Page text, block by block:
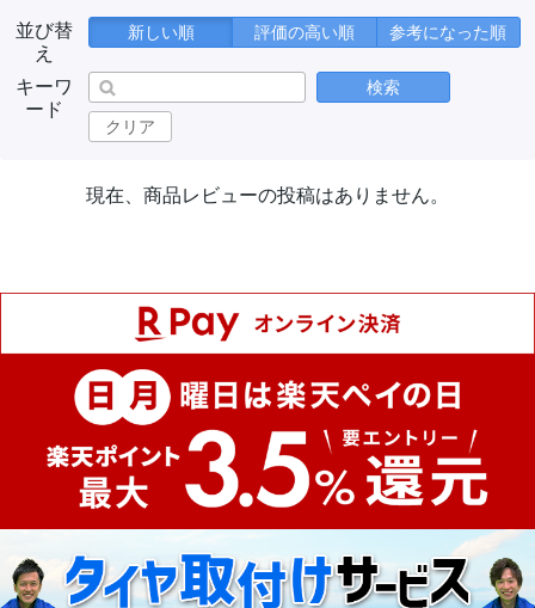
並び替
え
新しい順 評価の高い順 参考になった順
キーワ
ード
検索
クリア
現在、商品レビューの投稿はありません。